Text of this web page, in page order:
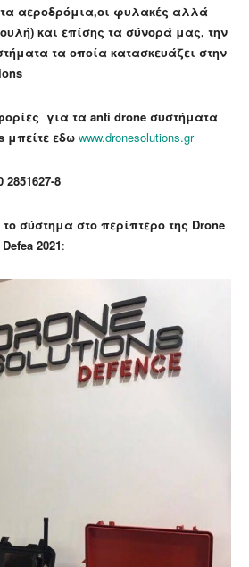
αεροδρόμια,οι φυλακές αλλά
και επίσης τα σύνορά μας, την
τα οποία κατασκευάζει στην
για τα anti drone συστήματα
μπείτε εδω www.dronesolutions.gr
2851627-8
σύστημα στο περίπτερο της Drone
2021: